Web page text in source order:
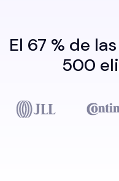
El 67 % de
500